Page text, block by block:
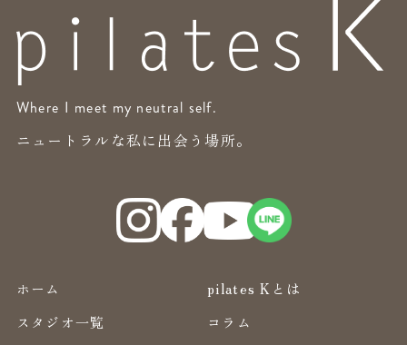
Where I meet my neutral self.
ニュートラルな私に出会う場所。
ホーム
pilates Kとは
スタジオ一覧
コラム